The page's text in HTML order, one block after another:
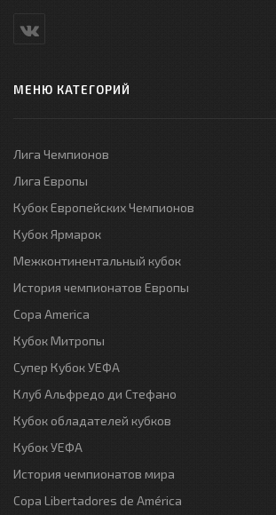
МЕНЮ КАТЕГОРИЙ
Лига Чемпионов
Лига Европы
Кубок Европейских Чемпионов
Кубок Ярмарок
Межконтинентальный кубок
История чемпионатов Европы
Copa America
Кубок Митропы
Супер Кубок УЕФА
Клуб Альфредо ди Стефано
Кубок обладателей кубков
Кубок УЕФА
История чемпионатов мира
Copa Libertadores de América